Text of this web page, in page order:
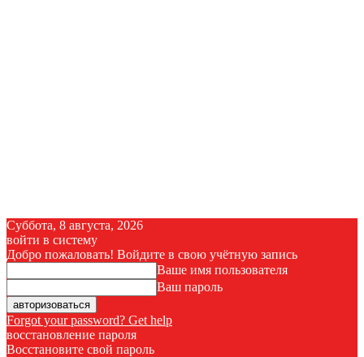
Суббота, 8 августа, 2026
войти в систему
Добро пожаловать! Войдите в свою учётную запись
Ваше имя пользователя
Ваш пароль
Forgot your password? Get help
восстановление пароля
Восстановите свой пароль